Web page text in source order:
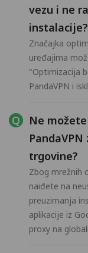
vezu i ne
instalacije?
Značajka
uređajima
"Optimizacija
PandaVPN i
Ne
trgovine?
Zbog mrežnih
naiđete na
preuzimanja
aplikacije iz
proxy na